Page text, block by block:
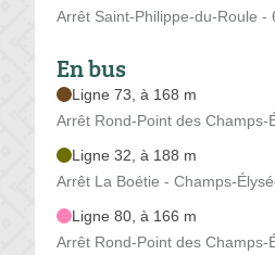
Arrêt Saint-Philippe-du-Roule -
En bus
Ligne 73, à 168 m
Arrêt Rond-Point des Champs-
Ligne 32, à 188 m
Arrêt La Boétie - Champs-
Ligne 80, à 166 m
Arrêt Rond-Point des Champs-